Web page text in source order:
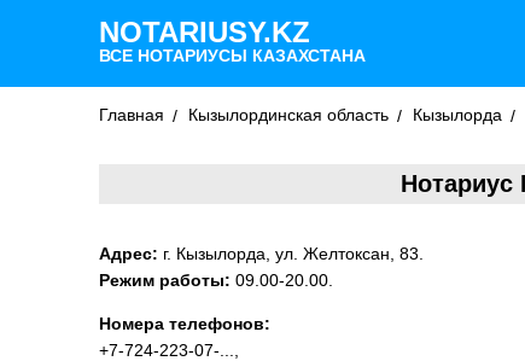
NOTARIUSY.KZ
ВСЕ НОТАРИУСЫ КАЗАХСТАНА
Главная Кызылординская область Кызылорда
Адрес: г. Кызылорда, ул. Желтоксан, 83.
Режим работы: 09.00-20.00.
Номера телефонов:
+7-724-223-07-...,